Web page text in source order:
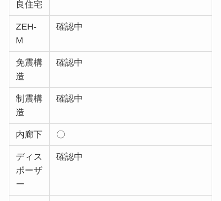
良住宅
ZEH-
M
確認中
免震構
造
確認中
制震構
造
確認中
内廊下 〇
ディス
ポーザ
ー
確認中